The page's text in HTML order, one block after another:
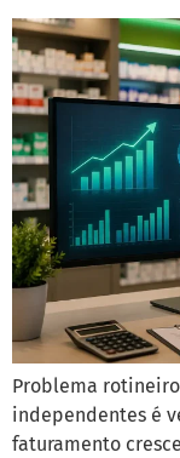
Problema
independentes é
faturamento